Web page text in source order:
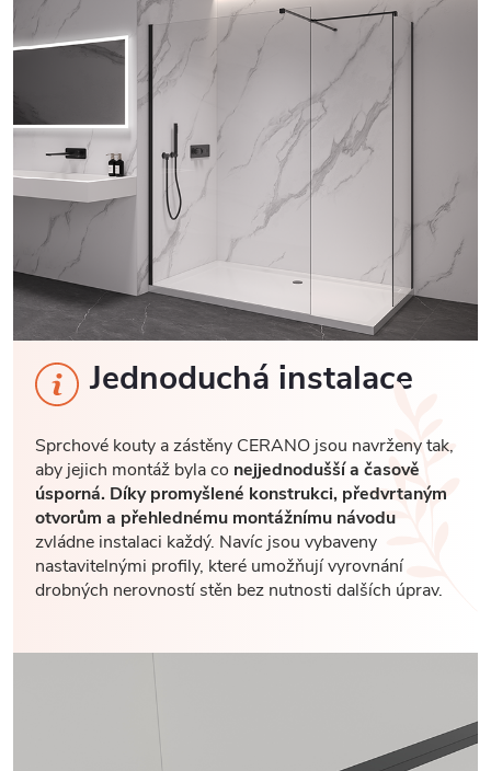
Jednoduchá instalace
Sprchové kouty a zástěny CERANO jsou navrženy tak,
aby jejich montáž byla co nejjednodušší a časově
úsporná. Díky promyšlené konstrukci, předvrtaným
otvorům a přehlednému montážnímu návodu
zvládne instalaci každý. Navíc jsou vybaveny
nastavitelnými profily, které umožňují vyrovnání
drobných nerovností stěn bez nutnosti dalších úprav.